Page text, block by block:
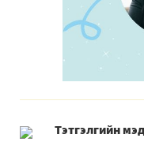
Тэтгэлгийн